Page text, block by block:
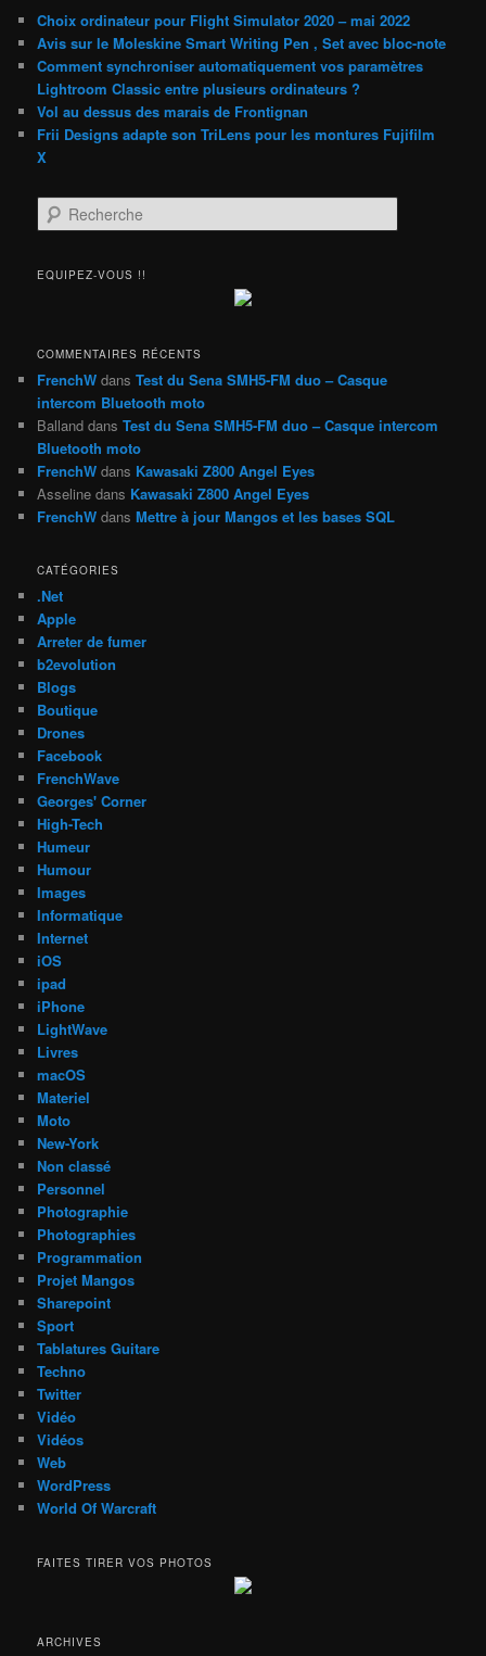
Choix ordinateur pour Flight Simulator 2020 – mai 2022
Avis sur le Moleskine Smart Writing Pen , Set avec bloc-note
Comment synchroniser automatiquement vos paramètres
Lightroom Classic entre plusieurs ordinateurs ?
Vol au dessus des marais de Frontignan
Frii Designs adapte son TriLens pour les montures Fujifilm
X
e
h
h
e
EQUIPEZ-VOUS !!
COMMENTAIRES RÉCENTS
FrenchW dansTest du Sena SMH5-FM duo – Casque
intercom Bluetooth moto
Balland dansTest du Sena SMH5-FM duo – Casque intercom
Bluetooth moto
FrenchW dans Kawasaki Z800 Angel Eyes
Asseline dans Kawasaki Z800 Angel Eyes
FrenchW dansMettre à jour Mangos et les bases SQL
CATÉGORIES
.Net
Apple
Arreter de fumer
b2evolution
Blogs
Boutique
Drones
Facebook
FrenchWave
Georges' Corner
High-Tech
Humeur
Humour
Images
Informatique
Internet
iOS
ipad
iPhone
LightWave
Livres
macOS
Materiel
Moto
New-York
Non classé
Personnel
Photographie
Photographies
Programmation
Projet Mangos
Sharepoint
Sport
Tablatures Guitare
Techno
Twitter
Vidéo
Vidéos
Web
WordPress
World Of Warcraft
FAITES TIRER VOS PHOTOS
ARCHIVES